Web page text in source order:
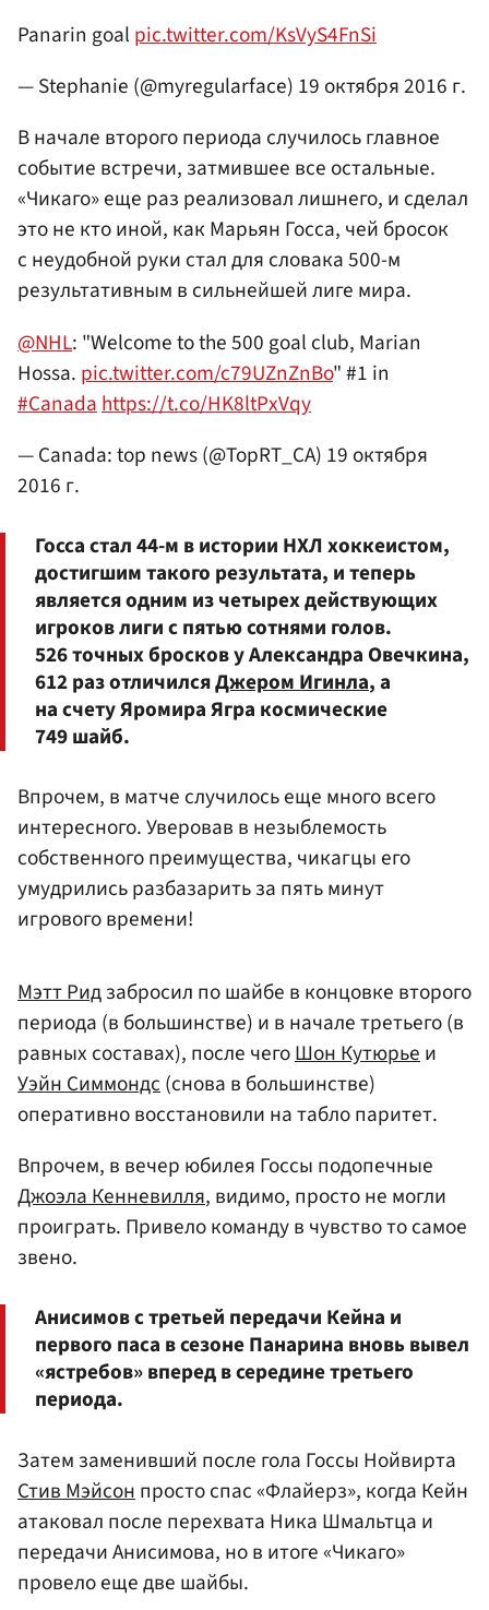
Panarin goal pic.twitter.com/KsVyS4FnSi
— Stephanie (@myregularface) 19 октября 2016 г.
В начале второго периода случилось главное
событие встречи, затмившее все остальные.
«Чикаго» еще раз реализовал лишнего, и сделал
это не кто иной, как Марьян Госса, чей бросок
с неудобной руки стал для словака 500-м
результативным в сильнейшей лиге мира.
@NHL: "Welcome to the 500 goal club, Marian
Hossa. pic.twitter.com/c79UZnZnBo" #1 in
#Canada https://t.co/HK8ltPxVqy
— Canada: top news (@TopRT_CA) 19 октября
2016 г.
Госса стал 44-м в истории НХЛ хоккеистом,
достигшим такого результата, и теперь
является одним из четырех действующих
игроков лиги с пятью сотнями голов.
526 точных бросков у Александра Овечкина,
612 раз отличилсяДжером Игинла, а
на счету Яромира Ягра космические
749 шайб.
Впрочем, в матче случилось еще много всего
интересного. Уверовав в незыблемость
собственного преимущества, чикагцы его
умудрились разбазарить за пять минут
игрового времени!
Мэтт Ридзабросил по шайбе в концовке второго
периода (в большинстве) и в начале третьего (в
равных составах), после чегоШон Кутюрьеи
Уэйн Симмондс(снова в большинстве)
оперативно восстановили на табло паритет.
Впрочем, в вечер юбилея Госсы подопечные
Джоэла Кенневилля, видимо, просто не могли
проиграть. Привело команду в чувство то самое
звено.
Анисимов с третьей передачи Кейна и
первого паса в сезоне Панарина вновь вывел
«ястребов» вперед в середине третьего
периода.
Затем заменивший после гола Госсы Нойвирта
Стив Мэйсон просто спас «Флайерз», когда Кейн
атаковал после перехвата Ника Шмальтца и
передачи Анисимова, но в итоге «Чикаго»
провело еще две шайбы.